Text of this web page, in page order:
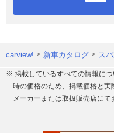
carview! 新車カタログ ス
※ 掲載しているすべての情報に
時の価格のため、掲載価格と実
メーカーまたは取扱販売店にて